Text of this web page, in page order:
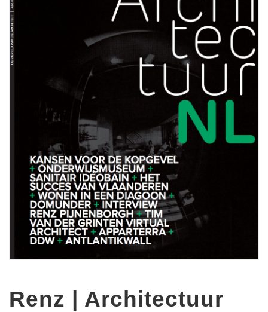
Renz | Architectuur